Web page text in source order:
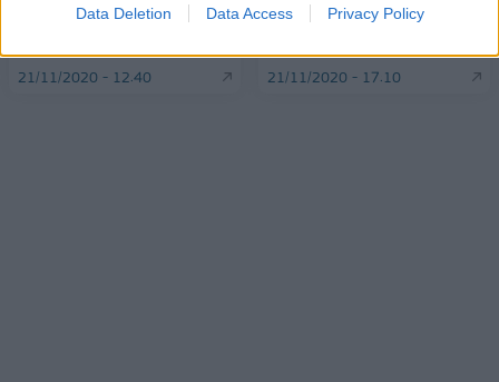
Data Deletion Data Access Privacy Policy
εργαζόμενοι σε σούπερ
21/11/2020 - 12:40
είχε «ρημάξει» τη Δυτική
21/11/2020 - 17:10